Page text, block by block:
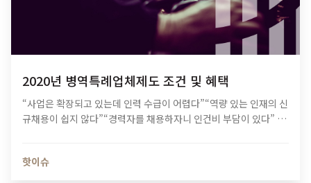
2020년 병역특례업체제도 조건 및 혜택
“사업은 확장되고 있는데 인력 수급이 어렵다”“역량 있는 인재의 신
규채용이 쉽지 않다”“경력자를 채용하자니 인건비 부담이 있다” 위
핫이슈